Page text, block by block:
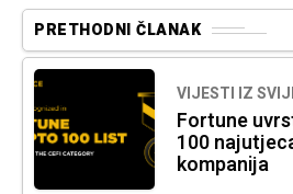
PRETHODNI ČLANAK
VIJESTI IZ
Fortune
100
kompanija